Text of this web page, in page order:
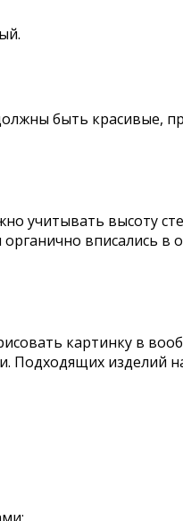
быть красивые,
учитывать высоту
вписались в
картинку в
Подходящих изделий